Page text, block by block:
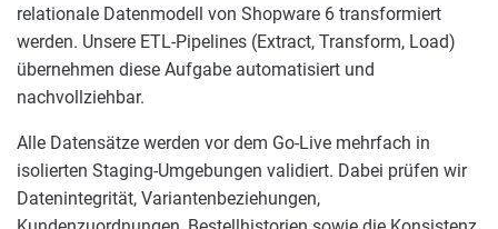
relationale Datenmodell von Shopware 6 transformiert
werden. Unsere ETL-Pipelines (Extract, Transform, Load)
übernehmen diese Aufgabe automatisiert und
nachvollziehbar.
Alle Datensätze werden vor dem Go-Live mehrfach in
isolierten Staging-Umgebungen validiert. Dabei prüfen wir
Datenintegrität, Variantenbeziehungen,